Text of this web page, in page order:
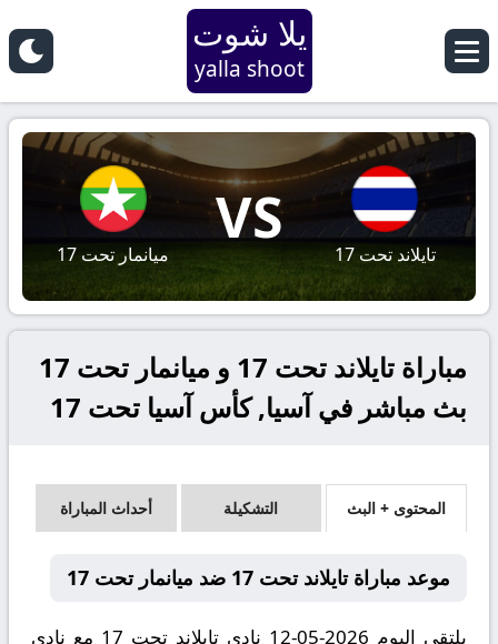
يلا شوت
yalla shoot
تايلاند تحت 17
VS
ميانمار تحت 17
مباراة تايلاند تحت 17 و ميانمار تحت 17
بث مباشر في آسيا, كأس آسيا تحت 17
المحتوى + البث التشكيلة أحداث المباراة
موعد مباراة تايلاند تحت 17 ضد ميانمار تحت 17
يلتقى اليوم 2026-05-12 نادى تايلاند تحت 17 مع نادى